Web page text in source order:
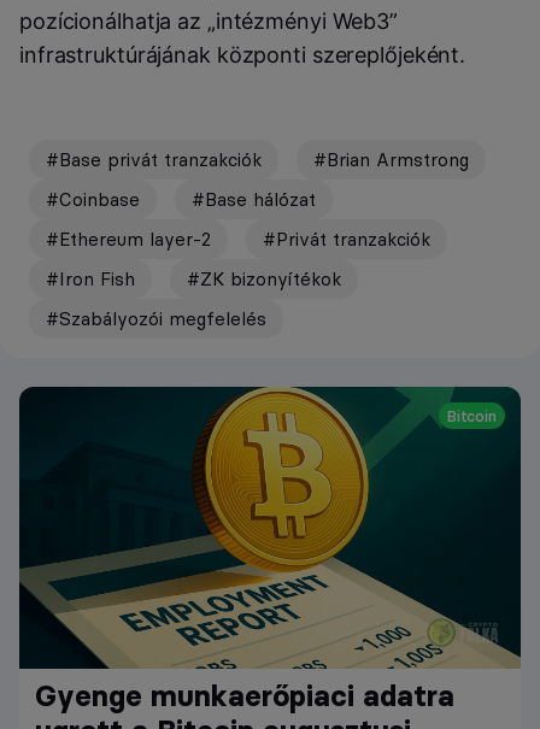
pozícionálhatja az „intézményi Web3”
infrastruktúrájának központi szereplőjeként.
#Base privát tranzakciók
#Brian Armstrong
#Coinbase
#Base hálózat
#Ethereum layer-2
#Privát tranzakciók
#Iron Fish
#ZK bizonyítékok
#Szabályozói megfelelés
Bitcoin
Gyenge munkaerőpiaci adatra